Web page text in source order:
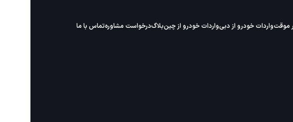
موقتواردات خودرو از دبیواردات خودرو از چینبلاگدرخواست مشاورهتماس با ما